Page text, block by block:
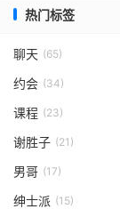
热门标签
聊天 (65)
约会 (34)
课程 (23)
谢胜子 (21)
男哥 (17)
绅士派 (15)